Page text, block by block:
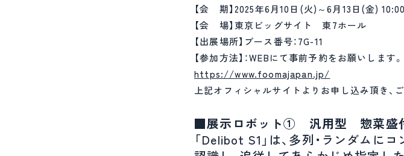
【会 期】2025年6月10日(火)～6月13日(金)
【会 場】東京ビッグサイト 東7ホール
【出展場所】ブース番号：7G-11
【参加方法】：WEBにて事前予約をお願いします。
https://www.foomajapan.jp/
上記オフィシャルサイトよりお申し込み頂き、
■展示ロボット① 汎用型 惣菜盛付
「Delibot S1」は、多列・ランダム